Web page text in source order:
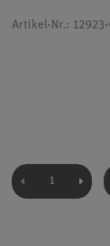
Artikel-Nr.: